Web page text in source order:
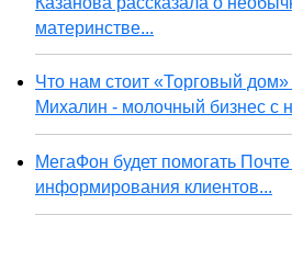
материнстве...
Что нам стоит «Торговый
Михалин - молочный бизнес с
МегаФон будет помогать
информирования клиентов...